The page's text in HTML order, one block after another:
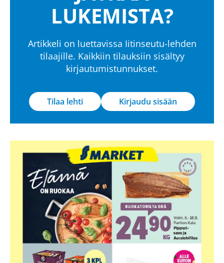
LUKEMISTA?
Artikkeli on luettavissa Iitinseutu-lehden
tilaajille. Kaikkiin tilauksiin sisältyy
kirjautumistunnukset.
Tilaa lehti Kirjaudu sisään